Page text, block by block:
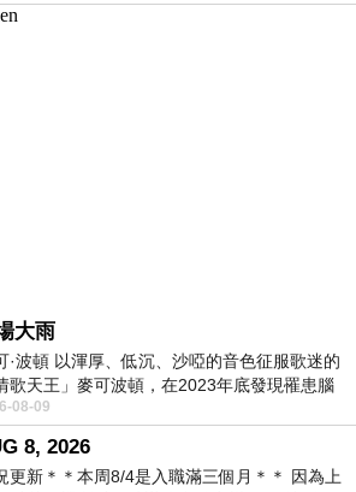
大雨
·波頓 以渾厚、低沉、沙啞的音色征服歌迷的
歌天王」麥可波頓，在2023年底發現罹患腦
祈禱早日康復，一切都好」。
08-09
8, 2026
更新＊＊本周8/4是入職滿三個月＊＊ 因為上